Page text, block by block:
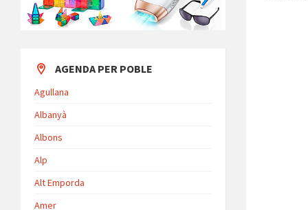
AGENDA PER POBLE
Agullana
Albanyà
Albons
Alp
Alt Emporda
Amer